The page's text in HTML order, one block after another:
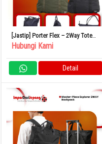
[Jastip] Porter Flex – 2Way Tote
Bag
Hubungi Kami
Detail